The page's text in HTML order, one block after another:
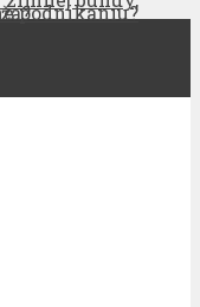
podnikaniu?